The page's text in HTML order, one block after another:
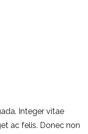
Integer vitae
ac felis. Donec non